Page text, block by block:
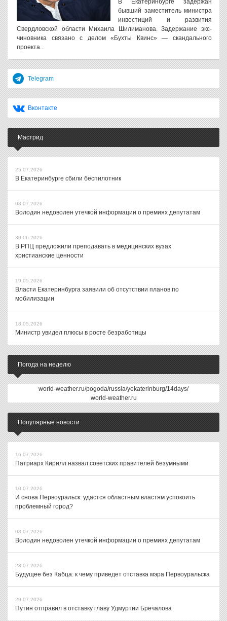
В Екатеринбурге задержан
бывший заместитель министра
инвестиций и развития
Свердловской области Михаила Шилиманова. Задержание экс-
чиновника связано с делом «Бухты Квинс» — скандального
проекта...
Telegram
Вконтакте
Мастрид
25.07.2026
В Екатеринбурге сбили беспилотник
08.07.2026
Володин недоволен утечкой информации о премиях депутатам
30.06.2026
В РПЦ предложили преподавать в медицинских вузах
христианские ценности
19.05.2026
Власти Екатеринбурга заявили об отсутствии планов по
мобилизации
18.05.2026
Министр увидел плюсы в росте безработицы
Погода на неделю
world-weather.ru/pogoda/russia/yekaterinburg/14days/
world-weather.ru
Популярные новости
16.07.2026
Патриарх Кирилл назвал советских правителей безумными
10.07.2026
И снова Первоуральск: удастся областным властям успокоить
проблемный город?
08.07.2026
Володин недоволен утечкой информации о премиях депутатам
23.07.2026
Будущее без Кабца: к чему приведет отставка мэра Первоуральска
29.07.2026
Путин отправил в отставку главу Удмуртии Бречалова